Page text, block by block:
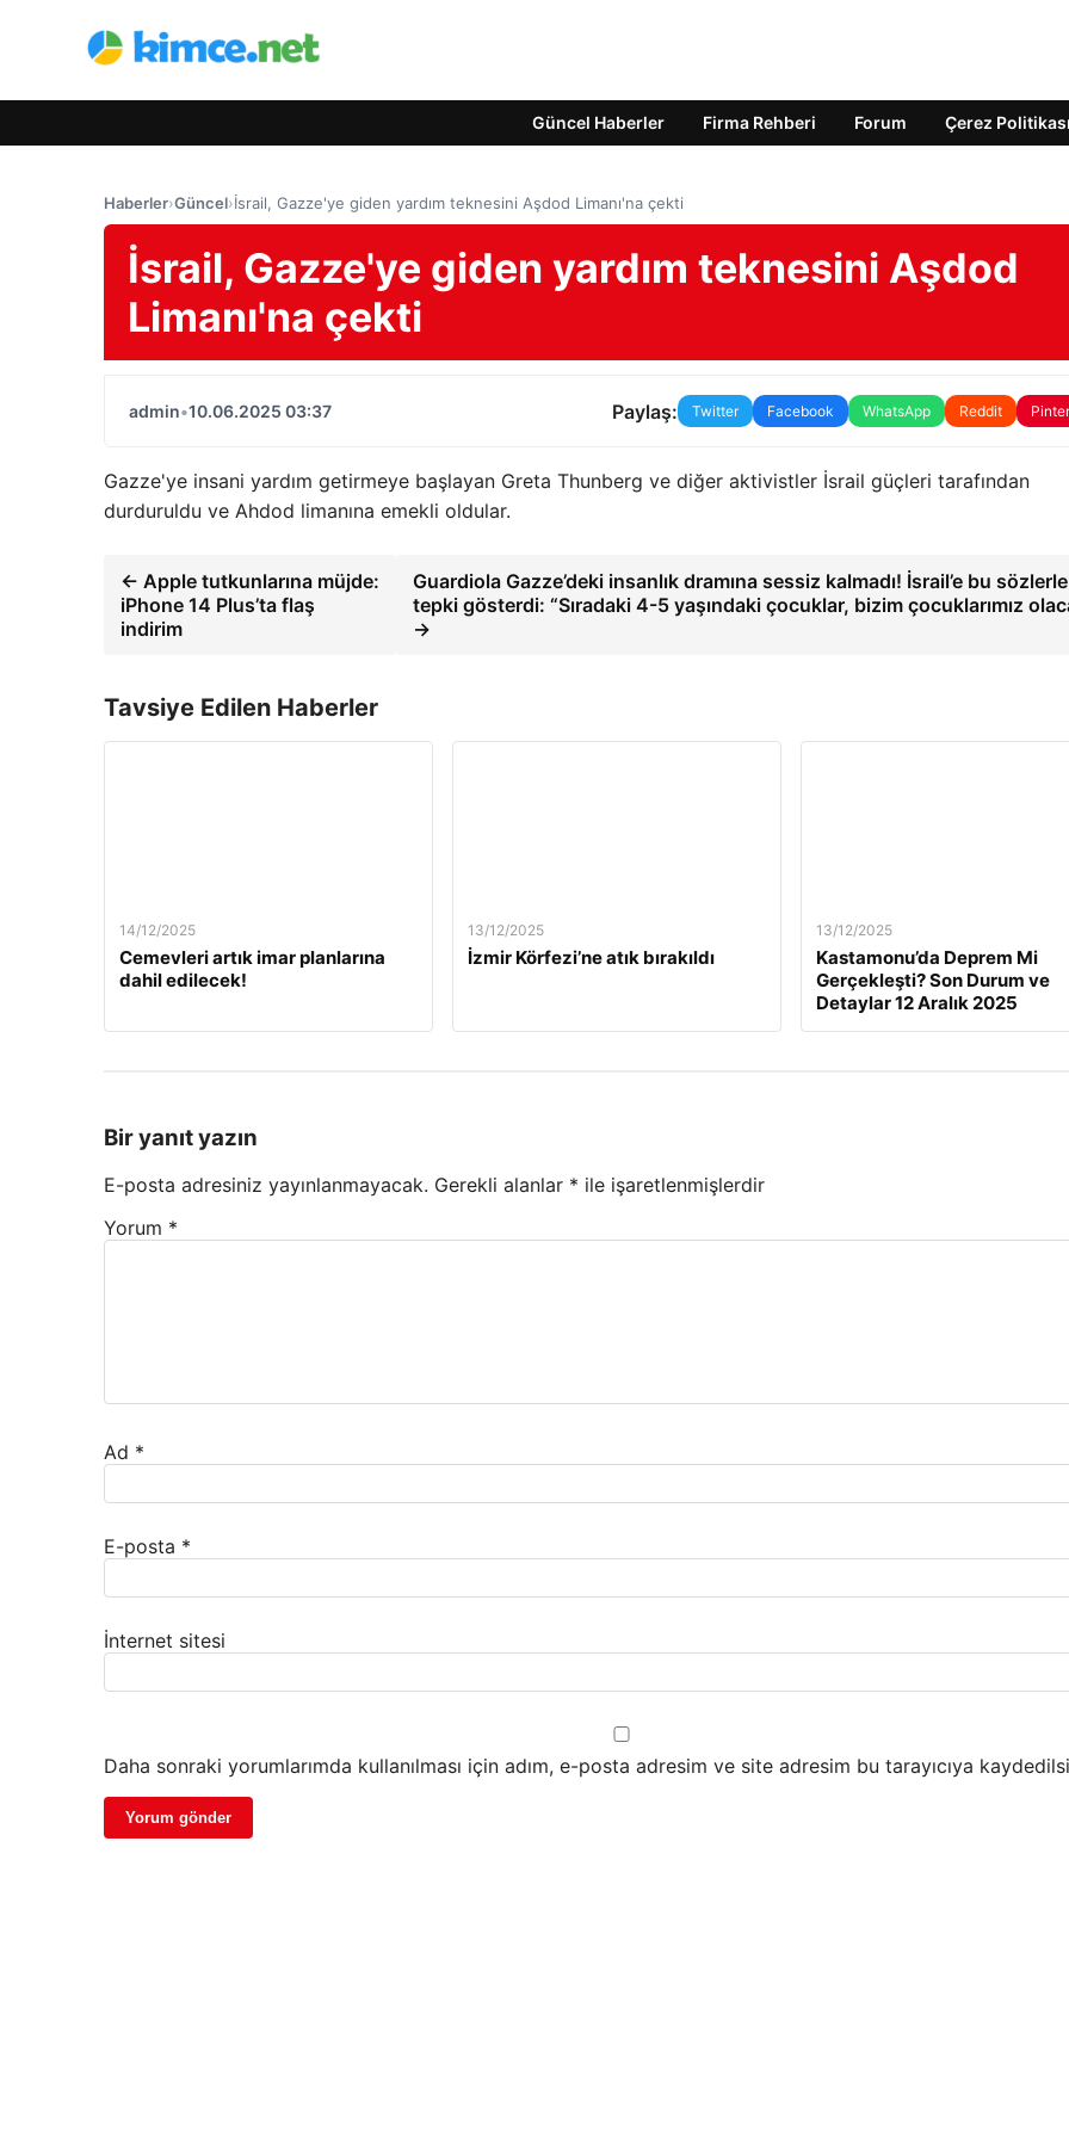
Güncel Haberler Firma Rehberi Forum Çerez Politikası
Haberler›Güncel›İsrail, Gazze'ye giden yardım teknesini Aşdod Limanı'na çekti
İsrail, Gazze'ye giden yardım teknesini Aşdod
Limanı'na çekti
admin•10.06.2025 03:37 Paylaş: Twitter Facebook WhatsApp Reddit
Gazze'ye insani yardım getirmeye başlayan Greta Thunberg ve diğer aktivistler İsrail güçleri tarafından
durduruldu ve Ahdod limanına emekli oldular.
← Apple tutkunlarına müjde:
iPhone 14 Plus’ta flaş
indirim
Guardiola Gazze’deki insanlık dramına sessiz kalmadı! İsrail’e bu sözlerle
tepki gösterdi: “Sıradaki 4-5 yaşındaki çocuklar, bizim çocuklarımız
→
Tavsiye Edilen Haberler
14/12/2025
Cemevleri artık imar planlarına
dahil edilecek!
13/12/2025
İzmir Körfezi’ne atık bırakıldı
13/12/2025
Kastamonu’da Deprem Mi
Gerçekleşti? Son Durum ve
Detaylar 12 Aralık 2025
Bir yanıt yazın
E-posta adresiniz yayınlanmayacak. Gerekli alanlar * ile işaretlenmişlerdir
Yorum *
Ad *
E-posta *
İnternet sitesi
Daha sonraki yorumlarımda kullanılması için adım, e-posta adresim ve site adresim bu tarayıcıya